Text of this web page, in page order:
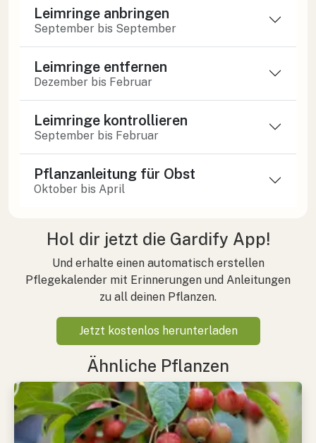
Leimringe anbringen
September bis September
Leimringe entfernen
Dezember bis Februar
Leimringe kontrollieren
September bis Februar
Pflanzanleitung für Obst
Oktober bis April
Hol dir jetzt die Gardify App!
Und erhalte einen automatisch erstellen
Pflegekalender mit Erinnerungen und Anleitungen
zu all deinen Pflanzen.
Jetzt kostenlos herunterladen
Ähnliche Pflanzen